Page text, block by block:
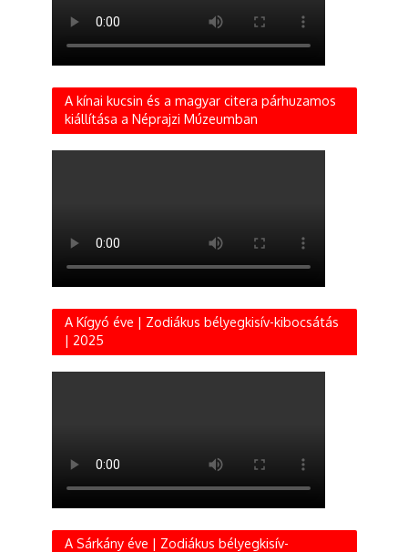
A kínai kucsin és a magyar citera párhuzamos
kiállítása a Néprajzi Múzeumban
A Kígyó éve | Zodiákus bélyegkisív-kibocsátás
| 2025
A Sárkány éve | Zodiákus bélyegkisív-